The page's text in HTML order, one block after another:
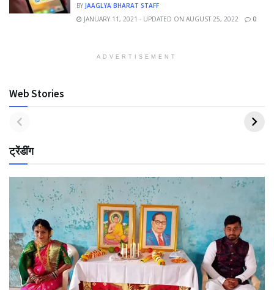
BY JAAGLYA BHARAT STAFF
JANUARY 11, 2021 - UPDATED ON AUGUST 25, 2022
0
ADVERTISEMENT
Web Stories
ट्रेंडींग